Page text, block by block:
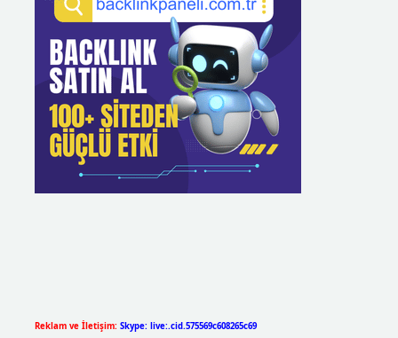
Reklam ve İletişim: Skype: live:.cid.575569c608265c69